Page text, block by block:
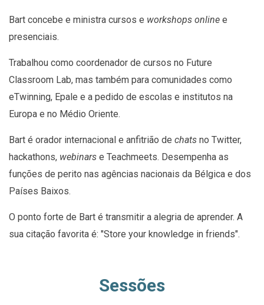
Bart concebe e ministra cursos e workshops online e
presenciais.
Trabalhou como coordenador de cursos no Future
Classroom Lab, mas também para comunidades como
eTwinning, Epale e a pedido de escolas e institutos na
Europa e no Médio Oriente.
Bart é orador internacional e anfitrião de chats no Twitter,
hackathons, webinars e Teachmeets. Desempenha as
funções de perito nas agências nacionais da Bélgica e dos
Países Baixos.
O ponto forte de Bart é transmitir a alegria de aprender. A
sua citação favorita é: "Store your knowledge in friends".
Sessões